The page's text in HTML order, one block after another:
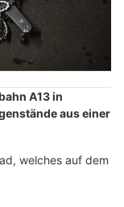
A13 in
aus einer
welches auf dem